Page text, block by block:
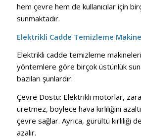
hem çevre hem de kullanıcılar için
sunmaktadır.
Elektrikli Cadde Temizleme
Elektrikli cadde temizleme
yöntemlere göre birçok üstünlük
bazıları şunlardır:
Çevre Dostu: Elektrikli motorlar,
üretmez, böylece hava kirliliğini
çevre sağlar. Ayrıca, gürültü kirliliği
azalır.